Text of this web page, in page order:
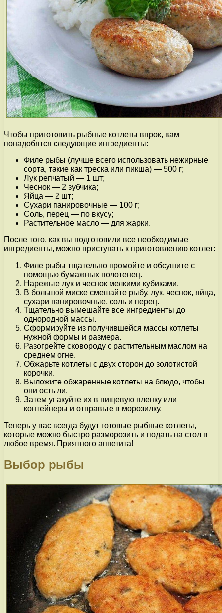
Чтобы приготовить рыбные котлеты впрок, вам
понадобятся следующие ингредиенты:
Филе рыбы (лучше всего использовать нежирные
сорта, такие как треска или пикша) — 500 г;
Лук репчатый — 1 шт;
Чеснок — 2 зубчика;
Яйца — 2 шт;
Сухари панировочные — 100 г;
Соль, перец — по вкусу;
Растительное масло — для жарки.
После того, как вы подготовили все необходимые
ингредиенты, можно приступать к приготовлению котлет:
Филе рыбы тщательно промойте и обсушите с
помощью бумажных полотенец.
Нарежьте лук и чеснок мелкими кубиками.
В большой миске смешайте рыбу, лук, чеснок, яйца,
сухари панировочные, соль и перец.
Тщательно вымешайте все ингредиенты до
однородной массы.
Сформируйте из получившейся массы котлеты
нужной формы и размера.
Разогрейте сковороду с растительным маслом на
среднем огне.
Обжарьте котлеты с двух сторон до золотистой
корочки.
Выложите обжаренные котлеты на блюдо, чтобы
они остыли.
Затем упакуйте их в пищевую пленку или
контейнеры и отправьте в морозилку.
Теперь у вас всегда будут готовые рыбные котлеты,
которые можно быстро разморозить и подать на стол в
любое время. Приятного аппетита!
Выбор рыбы